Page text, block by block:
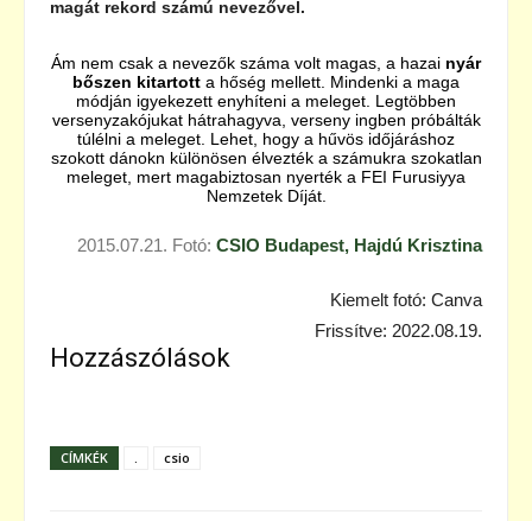
magát rekord számú nevezővel.
Ám nem csak a nevezők száma volt magas, a hazai nyár
bőszen kitartott a hőség mellett. Mindenki a maga
módján igyekezett enyhíteni a meleget. Legtöbben
versenyzakójukat hátrahagyva, verseny ingben próbálták
túlélni a meleget. Lehet, hogy a hűvös időjáráshoz
szokott dánokn különösen élvezték a számukra szokatlan
meleget, mert magabiztosan nyerték a FEI Furusiyya
Nemzetek Díját.
2015.07.21. Fotó: CSIO Budapest, Hajdú Krisztina
Kiemelt fotó: Canva
Frissítve: 2022.08.19.
Hozzászólások
CÍMKÉK . csio